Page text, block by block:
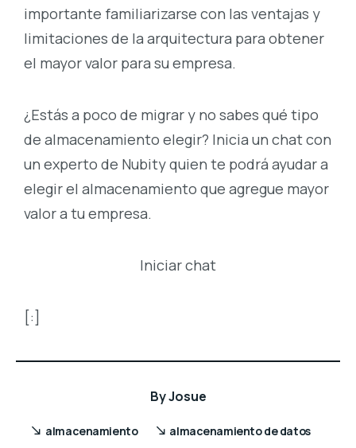
importante familiarizarse con las ventajas y
limitaciones de la arquitectura para obtener
el mayor valor para su empresa.
¿Estás a poco de migrar y no sabes qué tipo
de almacenamiento elegir? Inicia un chat con
un experto de Nubity quien te podrá ayudar a
elegir el almacenamiento que agregue mayor
valor a tu empresa.
Iniciar chat
[:]
ByJosue
almacenamiento
almacenamiento de datos